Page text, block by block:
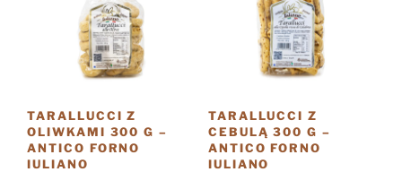
TARALLUCCI Z
OLIWKAMI 300 G –
ANTICO FORNO
IULIANO
TARALLUCCI Z
CEBULĄ 300 G –
ANTICO FORNO
IULIANO